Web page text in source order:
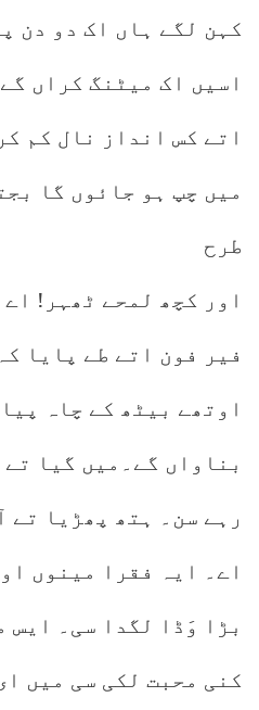
کہن لگے ہاں اک دو دن
اسیں اک میٹنگ کراں
اتے کس انداز نال کم
میں چپ ہو جائوں گا
طرح
اور کچھ لمحے ٹھہر!
فیر فون اتے طے پایا
اوتھے بیٹھ کے چاہ
بناواں گے۔میں گیا تے
رہے سن۔ ہتھ پھڑیا تے
اے۔ ایہ فقرا مینوں
بڑا وَڈا لگدا سی۔ ایس
کنی محبت لکی سی میں